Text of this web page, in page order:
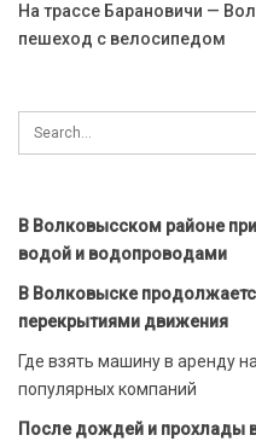
На трассе Барановичи —
пешеход с велосипедом
В Волковысском районе
водой и водопроводами
В Волковыске
перекрытиями движения
Где взять машину в аренду
популярных компаний
После дождей и прохлады